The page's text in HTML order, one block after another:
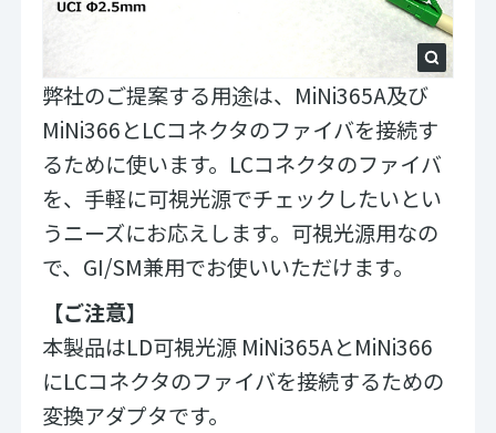
弊社のご提案する用途は、MiNi365A及び
MiNi366とLCコネクタのファイバを接続す
るために使います。LCコネクタのファイバ
を、手軽に可視光源でチェックしたいとい
うニーズにお応えします。可視光源用なの
で、GI/SM兼用でお使いいただけます。
​【ご注意】
本製品はLD可視光源 MiNi365AとMiNi366
にLCコネクタのファイバを接続するための
変換アダプタです。